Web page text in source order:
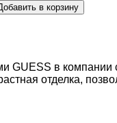
GUESS в
отделка,